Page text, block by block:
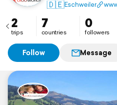
Um zukünftig noch
haben wir seit August
findpenguins.
🇩🇪Eschweiler
2
trips
7
countries
0
followers
Follow Message